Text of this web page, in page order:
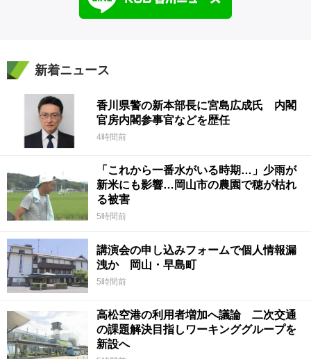
新着ニュース
香川県警の新本部長に宮島広成氏 内閣
官房内閣参事官などを歴任
4時間前
「これから一番水がいる時期…」少雨が
新米にも影響…岡山市の農園で穂が枯れ
る被害
5時間前
講演会の申し込みフォームで個人情報漏
洩か 岡山・早島町
5時間前
高松空港の利用者増加へ議論 二次交通
の課題解決目指しワーキンググループを
新設へ